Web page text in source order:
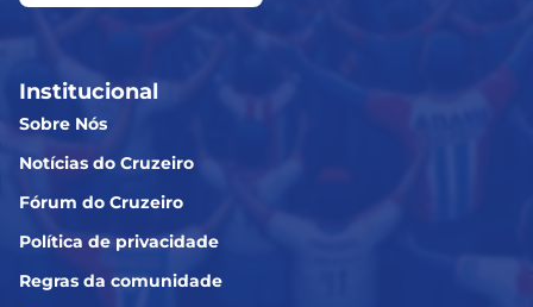
Institucional
Sobre Nós
Notícias do Cruzeiro
Fórum do Cruzeiro
Política de privacidade
Regras da comunidade